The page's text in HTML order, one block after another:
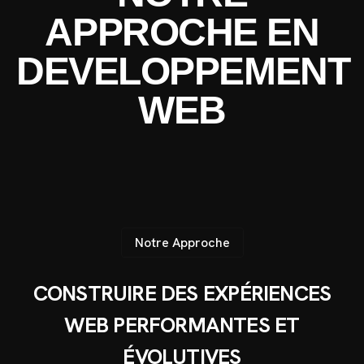
APPROCHE EN
DEVELOPPEMENT
WEB
Notre Approche
CONSTRUIRE DES EXPÉRIENCES
WEB PERFORMANTES ET
ÉVOLUTIVES